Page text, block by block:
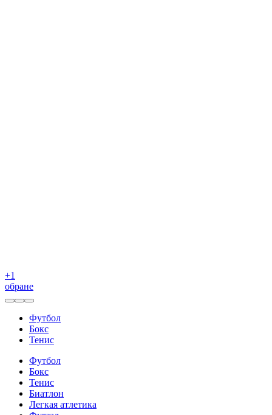
+1
обране
Футбол
Бокс
Тенис
Футбол
Бокс
Тенис
Биатлон
Легкая атлетика